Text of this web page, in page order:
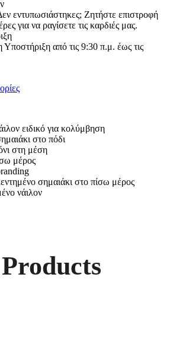
εντυπωσιάστηκες; Ζητήστε επιστροφή
για να ραγίσετε τις καρδιές μας.
Υποστήριξη από τις 9:30 π.μ. έως τις
ειδικό για κολύμβηση
στο πόδι
στη μέση
μέρος
σημαιάκι στο πίσω μέρος
νάιλον